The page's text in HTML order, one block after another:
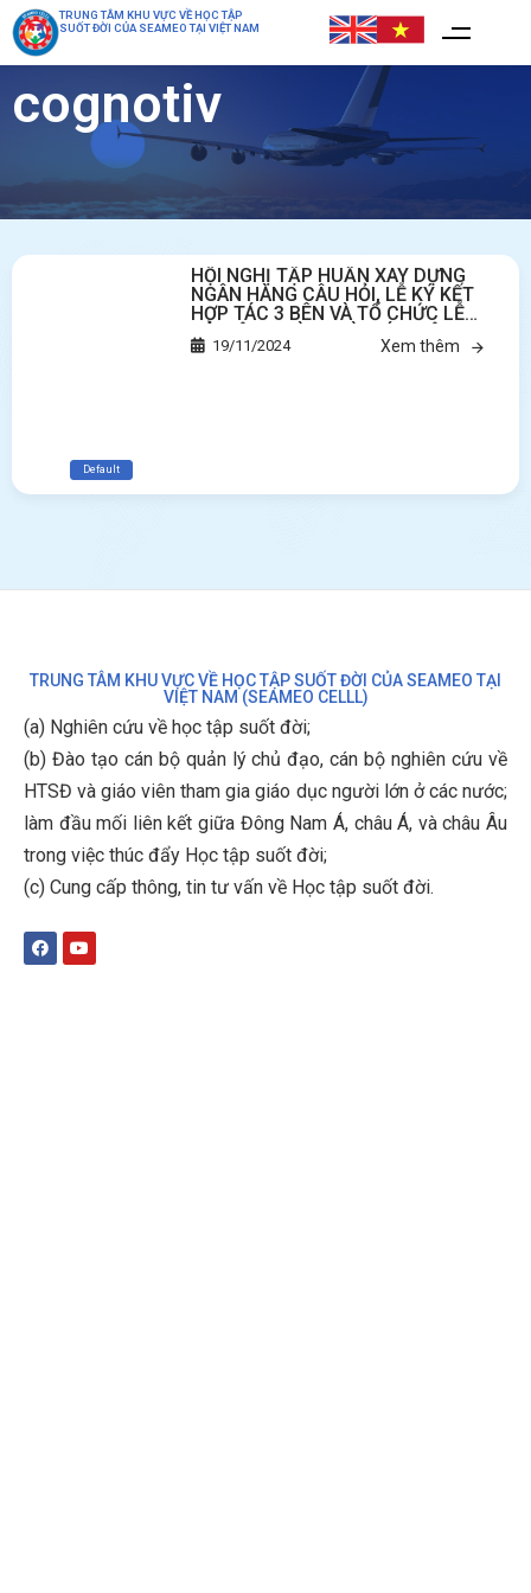
TRUNG TÂM KHU VỰC VỀ HỌC TẬP
SUỐT ĐỜI CỦA SEAMEO TẠI VIỆT NAM
cognotiv
Default
HỘI NGHỊ TẬP HUẤN XÂY DỰNG
NGÂN HÀNG CÂU HỎI, LỄ KÝ KẾT
HỢP TÁC 3 BÊN VÀ TỔ CHỨC LỄ
KỶ NIỆM NGÀY NHÀ GIÁO VIỆT
NAM CỦA TRUNG TÂM SEAMEO
19/11/2024 Xem thêm
TRUNG TÂM KHU VỰC VỀ HỌC TẬP SUỐT ĐỜI CỦA SEAMEO TẠI
VIỆT NAM (SEAMEO CELLL)
(a) Nghiên cứu về học tập suốt đời;
(b) Đào tạo cán bộ quản lý chủ đạo, cán bộ nghiên cứu về
HTSĐ và giáo viên tham gia giáo dục người lớn ở các nước;
làm đầu mối liên kết giữa Đông Nam Á, châu Á, và châu Âu
trong việc thúc đẩy Học tập suốt đời;
(c) Cung cấp thông, tin tư vấn về Học tập suốt đời.